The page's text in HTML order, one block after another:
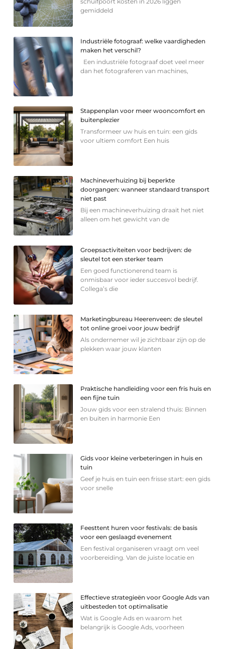
gemiddeld
Industriële fotograaf: welke vaardigheden
maken het verschil?
Een industriële fotograaf doet veel meer
dan het fotograferen van machines,
Stappenplan voor meer wooncomfort en
buitenplezier
Transformeer uw huis en tuin: een gids
voor ultiem comfort Een huis
Machineverhuizing bij beperkte
doorgangen: wanneer standaard transport
niet past
Bij een machineverhuizing draait het niet
alleen om het gewicht van de
Groepsactiviteiten voor bedrijven: de
sleutel tot een sterker team
Een goed functionerend team is
onmisbaar voor ieder succesvol bedrijf.
Collega’s die
Marketingbureau Heerenveen: de sleutel
tot online groei voor jouw bedrijf
Als ondernemer wil je zichtbaar zijn op de
plekken waar jouw klanten
Praktische handleiding voor een fris huis en
een fijne tuin
Jouw gids voor een stralend thuis: Binnen
en buiten in harmonie Een
Gids voor kleine verbeteringen in huis en
tuin
Geef je huis en tuin een frisse start: een gids
voor snelle
Feesttent huren voor festivals: de basis
voor een geslaagd evenement
Een festival organiseren vraagt om veel
voorbereiding. Van de juiste locatie en
Effectieve strategieën voor Google Ads van
uitbesteden tot optimalisatie
Wat is Google Ads en waarom het
belangrijk is Google Ads, voorheen